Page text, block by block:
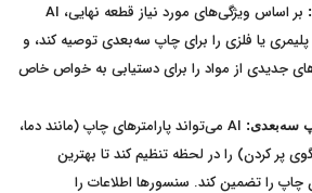
بر اساس ویژگی‌های مورد نیاز قطعه نهایی، AI
یا فلزی را برای چاپ سه‌بعدی توصیه کند، و
جدیدی از مواد را برای دستیابی به خواص خاص
سه‌بعدی:
AI می‌تواند پارامترهای چاپ (مانند دما،
پر کردن) را در لحظه تنظیم کند تا بهترین
را تضمین کند. سنسورها اطلاعات را